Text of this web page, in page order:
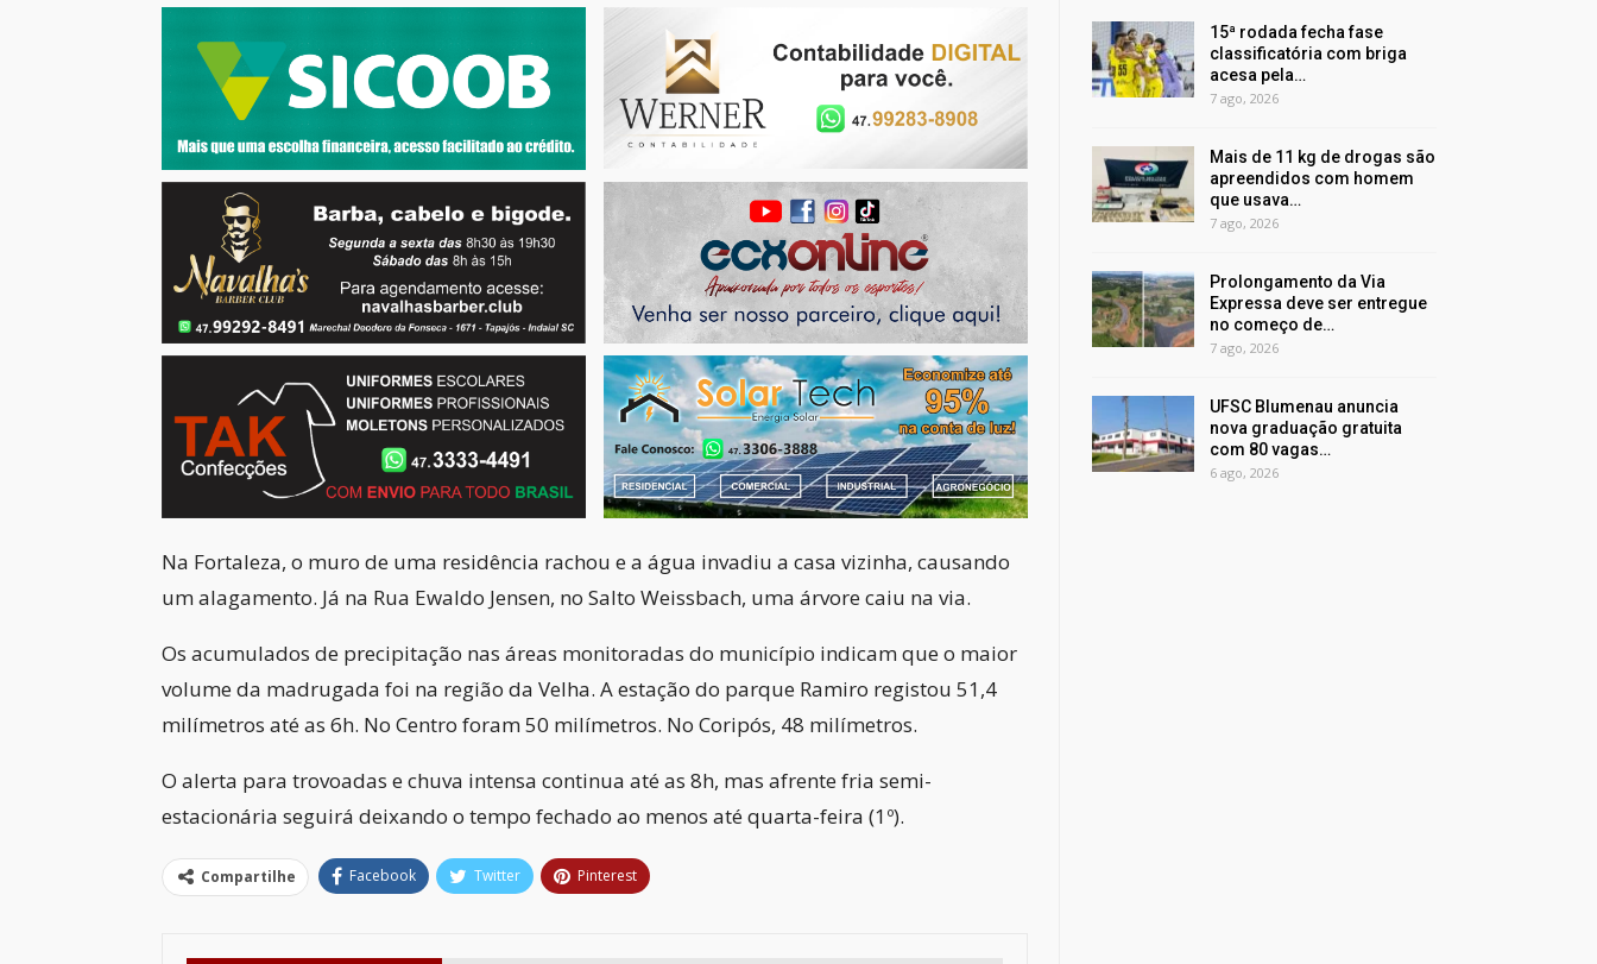
Na Fortaleza, o muro de uma residência rachou e a água invadiu a casa vizinha, causando
um alagamento. Já na Rua Ewaldo Jensen, no Salto Weissbach, uma árvore caiu na via.
Os acumulados de precipitação nas áreas monitoradas do município indicam que o maior
volume da madrugada foi na região da Velha. A estação do parque Ramiro registou 51,4
milímetros até as 6h. No Centro foram 50 milímetros. No Coripós, 48 milímetros.
O alerta para trovoadas e chuva intensa continua até as 8h, mas afrente fria semi-
estacionária seguirá deixando o tempo fechado ao menos até quarta-feira (1º).
Compartilhe Facebook Twitter Pinterest
15ª rodada fecha fase
classificatória com briga
acesa pela…
7 ago, 2026
Mais de 11 kg de drogas são
apreendidos com homem
que usava…
7 ago, 2026
Prolongamento da Via
Expressa deve ser entregue
no começo de…
7 ago, 2026
UFSC Blumenau anuncia
nova graduação gratuita
com 80 vagas…
6 ago, 2026